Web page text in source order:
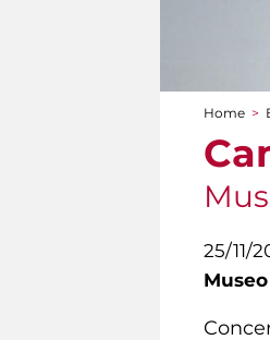
You
Home >
25/11/